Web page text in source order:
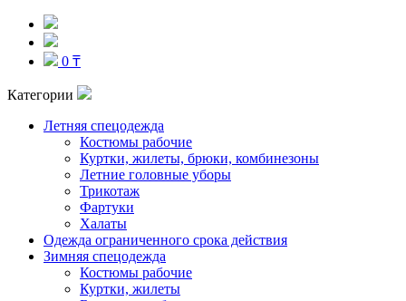
0 ₸
Категории
Летняя спецодежда
Костюмы рабочие
Куртки, жилеты, брюки, комбинезоны
Летние головные уборы
Трикотаж
Фартуки
Халаты
Одежда ограниченного срока действия
Зимняя спецодежда
Костюмы рабочие
Куртки, жилеты